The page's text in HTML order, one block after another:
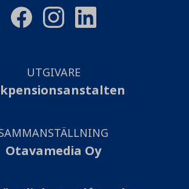
UTGIVARE
Otavamedia Oy